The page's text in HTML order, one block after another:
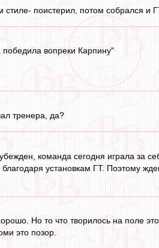
поистерил, потом собрался и
вопреки Карпину"
тренера, да?
команда сегодня играла за
установкам ГТ. Поэтому
Но то что творилось на поле
это позор.